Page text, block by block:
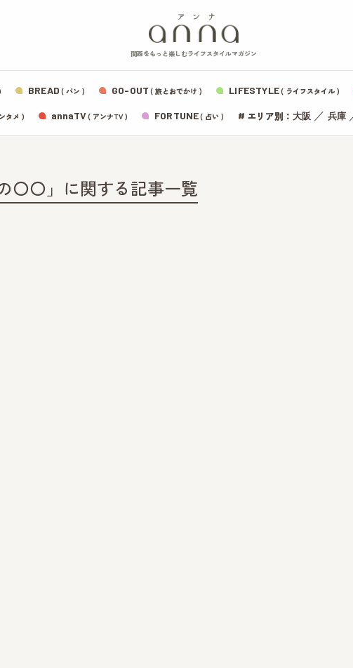
関西をもっと楽しむライフスタイルマガジン
BREAD ( パン ) GO-OUT ( 旅とおでかけ ) LIFESTYLE( ライフスタイル )
タメ ) annaTV( アンナTV ) FORTUNE( 占い ) # エリア別： 大阪 ／ 兵庫
〇〇」に関する記事一覧